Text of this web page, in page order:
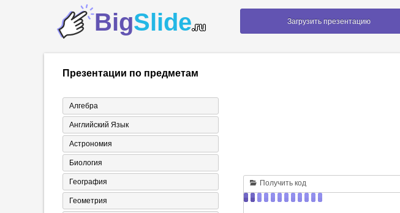
BigSlide.ru Загрузить презентацию
Презентации по предметам
Алгебра
Английский Язык
Астрономия
Биология
География
Геометрия
Получить код